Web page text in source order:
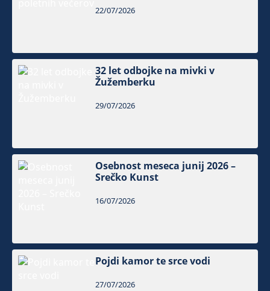
22/07/2026
32 let odbojke na mivki v
Žužemberku
29/07/2026
Osebnost meseca junij 2026 –
Srečko Kunst
16/07/2026
Pojdi kamor te srce vodi
27/07/2026